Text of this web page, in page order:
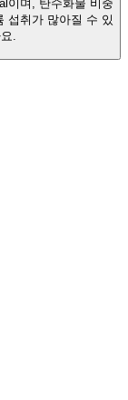
이며, 탄수화물 비중
섭취가 많아질 수 있
.